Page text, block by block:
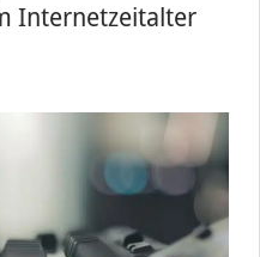
Internetzeitalter